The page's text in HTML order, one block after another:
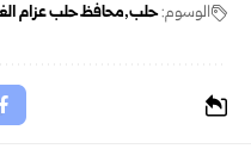
الوسوم:حلب محافظ حلب عزام